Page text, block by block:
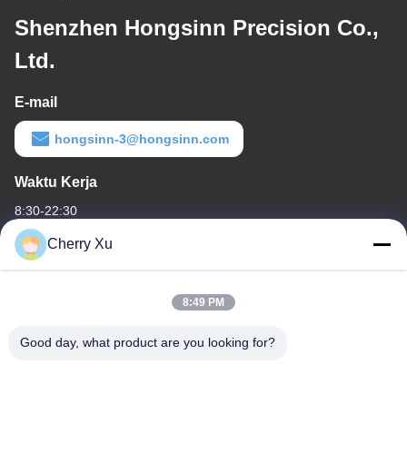
Shenzhen Hongsinn Precision Co.,
Ltd.
E-mail
hongsinn-3@hongsinn.com
Waktu Kerja
8:30-22:30
Alamat Kami
Guangdong Shenzhen Baoan lantai 1 & 2, No. 3, Gangzai Street,
Cherry Xu
8:49 PM
Good day, what product are you looking for?